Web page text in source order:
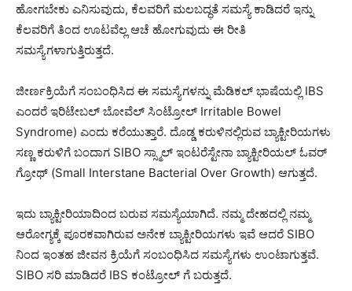
ಹೋಗಬೇಕು ಎನಿಸುವುದು, ಕೆಲವರಿಗೆ ಮಲಬದ್ಧತೆ ಸಮಸ್ಯೆ ಕಾಡಿದರೆ ಇನ್ನು
ಕೆಲವರಿಗೆ ತಿಂದ ಊಟವೆಲ್ಲ ಆಚೆ ಹೋಗುವುದು ಈ ರೀತಿ
ಸಮಸ್ಯೆಗಳಾಗುತ್ತಿರುತ್ತದೆ.
ಜೀರ್ಣಕ್ರಿಯೆಗೆ ಸಂಬಂಧಿಸಿದ ಈ ಸಮಸ್ಯೆಗಳನ್ನು ಮೆಡಿಕಲ್ ಭಾಷೆಯಲ್ಲಿ IBS
ಎಂದರೆ ಇರಿಟೇಬಲ್ ಬೋವೆಲ್ ಸಿಂಟ್ರೋಲ್ Irritable Bowel
Syndrome) ಎಂದು ಕರೆಯುತ್ತಾರೆ. ದೊಡ್ಡ ಕರುಳಿನಲ್ಲಿರುವ ಬ್ಯಾಕ್ಟೀರಿಯಗಳು
ಸಣ್ಣ ಕರುಳಿಗೆ ಬಂದಾಗ ‌SIBO ಸ್ಸ್ಮಾಲ್ ಇಂಟರೆಸ್ಟೇನಾ ಬ್ಯಾಕ್ಟೀರಿಯಲ್ ಓವರ್
ಗ್ರೋಥ್ (Small Interstane Bacterial Over Growth) ಆಗುತ್ತದೆ.
ಇದು ಬ್ಯಾಕ್ಟೀರಿಯಾದಿಂದ ಬರುವ ಸಮಸ್ಯೆಯಾಗಿದೆ. ನಮ್ಮ ದೇಹದಲ್ಲಿ ನಮ್ಮ
ಆರೋಗ್ಯಕ್ಕೆ ಪೂರಕವಾಗಿರುವ ಅನೇಕ ಬ್ಯಾಕ್ಟೀರಿಯಗಳು ಇವೆ ಆದರೆ SIBO
ನಿಂದ ಇಂತಹ ಜೀವನ ಕ್ರಿಯೆಗೆ ಸಂಬಂಧಿಸಿದ ಸಮಸ್ಯೆಗಳು ಉಂಟಾಗುತ್ತವೆ.
SIBO ಸರಿ ಮಾಡಿದರೆ IBS ಕಂಟ್ರೋಲ್ ಗೆ ಬರುತ್ತದೆ.